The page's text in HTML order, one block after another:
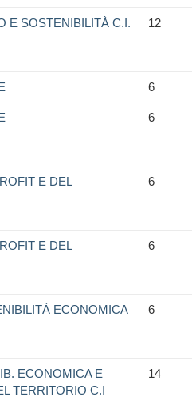
E SOSTENIBILITÀ C.I. 12
6
6
E DEL
6
E DEL
6
ECONOMICA
6
ECONOMICA E
TERRITORIO C.I
14